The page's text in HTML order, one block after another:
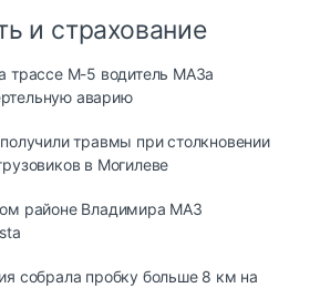
и страхование
трассе М-5 водитель МАЗа
аварию
травмы при столкновении
в Могилеве
районе Владимира МАЗ
собрала пробку больше 8 км на